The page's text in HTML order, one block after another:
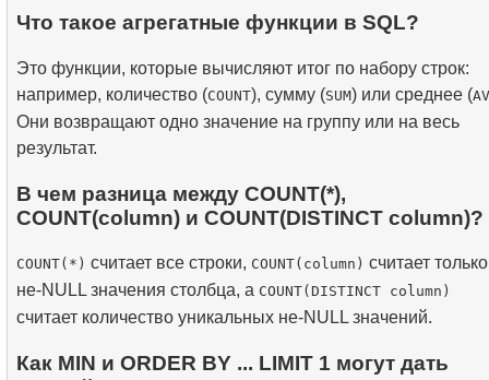
Что такое агрегатные функции в SQL?
Это функции, которые вычисляют итог по набору строк:
например, количество (COUNT), сумму (SUM) или среднее (
Они возвращают одно значение на группу или на весь
результат.
В чем разница между COUNT(*),
COUNT(column) и COUNT(DISTINCT column)?
COUNT(*) считает все строки, COUNT(column) считает только
не-NULL значения столбца, а COUNT(DISTINCT column)
считает количество уникальных не-NULL значений.
Как MIN и ORDER BY ... LIMIT 1 могут дать